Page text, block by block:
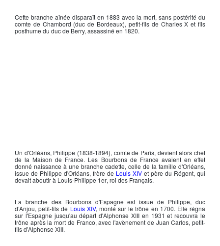
Cette branche aînée disparaît en 1883 avec la mort, sans postérité du
comte de Chambord (duc de Bordeaux), petit-fils de Charles X et fils
posthume du duc de Berry, assassiné en 1820.
Un d'Orléans, Philippe (1838-1894), comte de Paris, devient alors chef
de la Maison de France. Les Bourbons de France avaient en effet
donné naissance à une branche cadette, celle de la famille d'Orléans,
issue de Philippe d'Orléans, frère de Louis XIV et père du Régent, qui
devait aboutir à Louis-Philippe 1er, roi des Français.
La branche des Bourbons d'Espagne est issue de Philippe, duc
d’Anjou, petit-fils de Louis XIV, monté sur le trône en 1700. Elle régna
sur l'Espagne jusqu'au départ d'Alphonse XIII en 1931 et recouvra le
trône après la mort de Franco, avec l'avènement de Juan Carlos, petit-
fils d’Alphonse XIII.